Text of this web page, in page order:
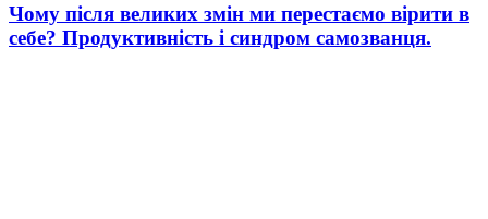
Чому після великих змін ми перестаємо вірити в
себе? Продуктивність і синдром самозванця.